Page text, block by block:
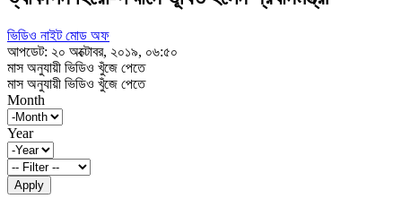
ভিডিও নাইট মোড অফ
আপডেট: ২০ অক্টোবর, ২০১৯, ০৬:৫০
মাস অনুযায়ী ভিডিও খুঁজে পেতে
মাস অনুযায়ী ভিডিও খুঁজে পেতে
Month
Year
Apply